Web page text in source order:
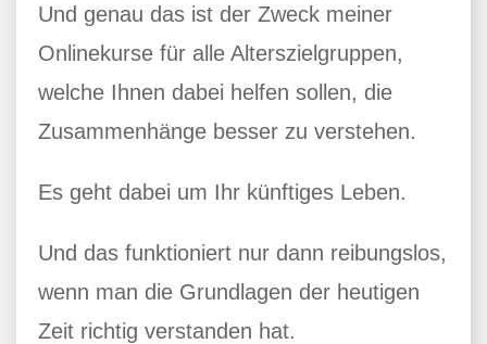
Und genau das ist der Zweck meiner
Onlinekurse für alle Alterszielgruppen,
welche Ihnen dabei helfen sollen, die
Zusammenhänge besser zu verstehen.
Es geht dabei um Ihr künftiges Leben.
Und das funktioniert nur dann reibungslos,
wenn man die Grundlagen der heutigen
Zeit richtig verstanden hat.